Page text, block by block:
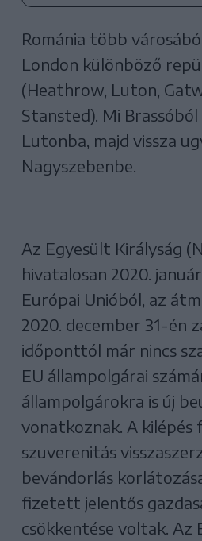
Románia több
London különböző
(Heathrow, Luton,
Stansted). Mi
Lutonba, majd vissza
Nagyszebenbe.
Az Egyesült Királyság
hivatalosan 2020.
Európai Unióból, az
2020. december 31-én
időponttól már nincs
EU állampolgárai
állampolgárokra is új
vonatkoznak. A kilépés
szuverenitás
bevándorlás
fizetett jelentős
csökkentése voltak. Az